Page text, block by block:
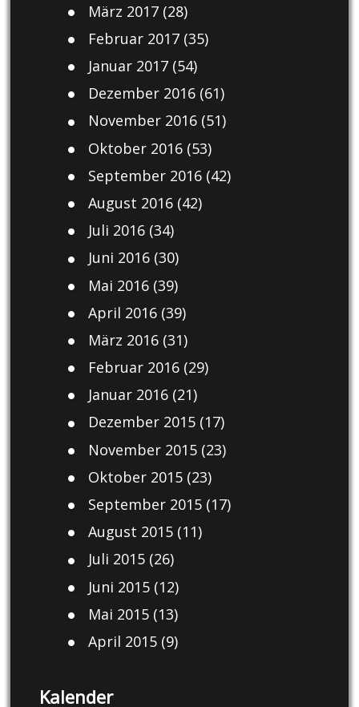
März 2017(28)
Februar 2017(35)
Januar 2017(54)
Dezember 2016(61)
November 2016(51)
Oktober 2016(53)
September 2016(42)
August 2016(42)
Juli 2016(34)
Juni 2016(30)
Mai 2016(39)
April 2016(39)
März 2016(31)
Februar 2016(29)
Januar 2016(21)
Dezember 2015(17)
November 2015(23)
Oktober 2015(23)
September 2015(17)
August 2015(11)
Juli 2015(26)
Juni 2015(12)
Mai 2015(13)
April 2015(9)
Kalender